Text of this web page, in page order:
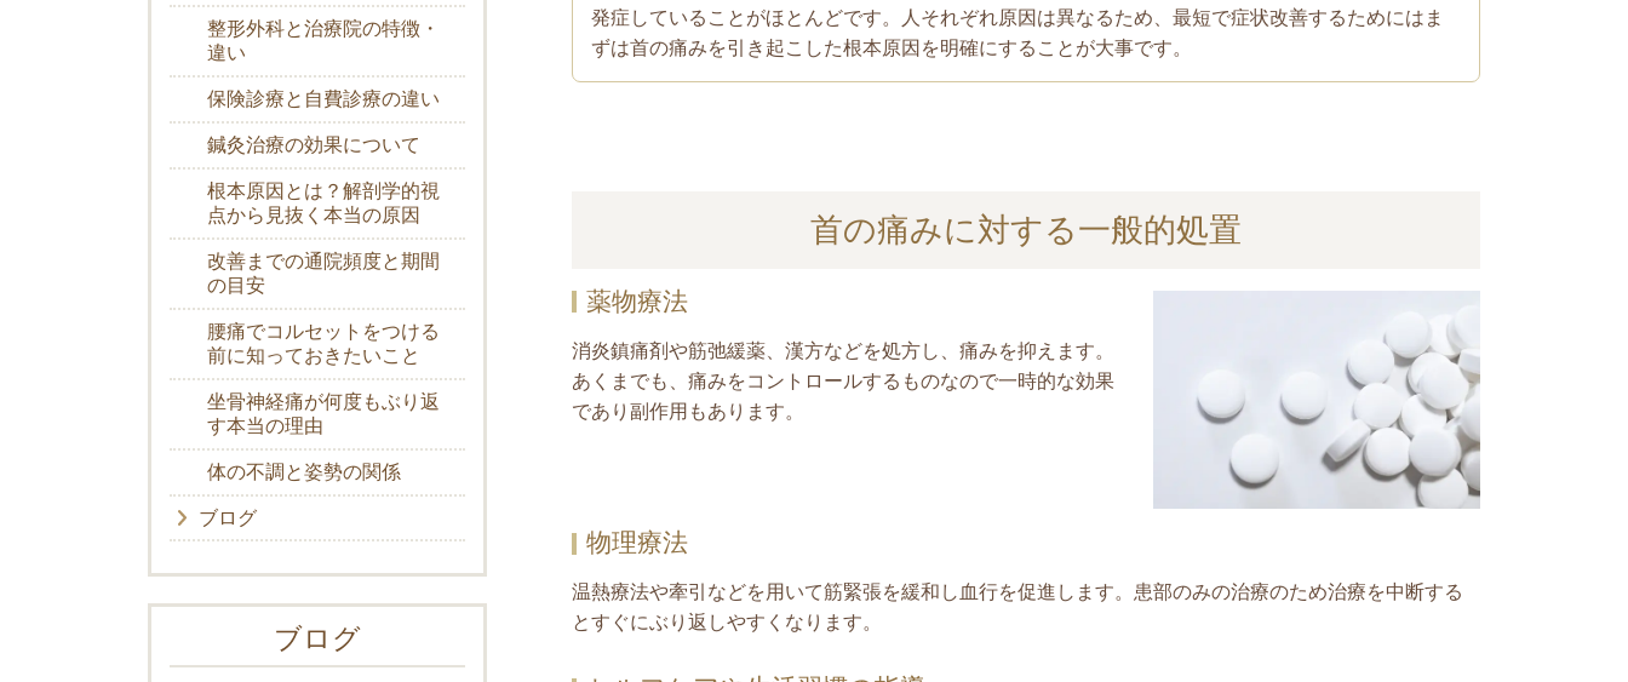
発症していることがほとんどです。人それぞれ原因は異なるため、最短で症状改善するためにはま
ずは首の痛みを引き起こした根本原因を明確にすることが大事です。
首の痛みに対する一般的処置
薬物療法
消炎鎮痛剤や筋弛緩薬、漢方などを処方し、痛みを抑えます。
あくまでも、痛みをコントロールするものなので一時的な効果
であり副作用もあります。
物理療法
温熱療法や牽引などを用いて筋緊張を緩和し血行を促進します。患部のみの治療のため治療を中断する
とすぐにぶり返しやすくなります。
整形外科と治療院の特徴・
違い
保険診療と自費診療の違い
鍼灸治療の効果について
根本原因とは？解剖学的視
点から見抜く本当の原因
改善までの通院頻度と期間
の目安
腰痛でコルセットをつける
前に知っておきたいこと
坐骨神経痛が何度もぶり返
す本当の理由
体の不調と姿勢の関係
ブログ
ブログ